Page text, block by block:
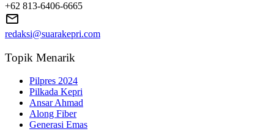
+62 813-6406-6665
redaksi@suarakepri.com
Topik Menarik
Pilpres 2024
Pilkada Kepri
Ansar Ahmad
Along Fiber
Generasi Emas